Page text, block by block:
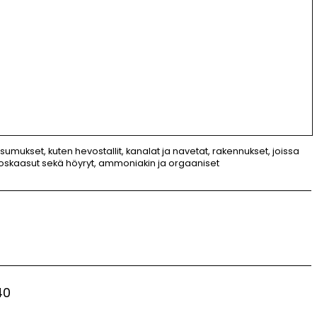
kuten hevostallit, kanalat ja navetat, rakennukset, joissa
sekä höyryt, ammoniakin ja orgaaniset